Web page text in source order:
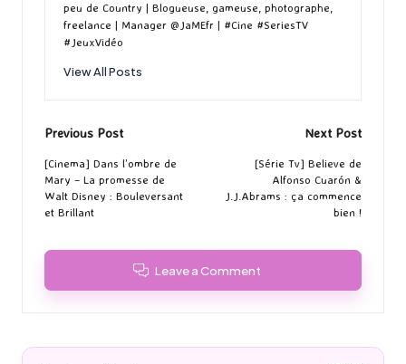
peu de Country | Blogueuse, gameuse, photographe,
freelance | Manager @JaMEfr | #Cine #SeriesTV
#JeuxVidéo
View All Posts
Post
navigation
Previous Post
[Cinema] Dans l’ombre de
Mary – La promesse de
Walt Disney : Bouleversant
et Brillant
Next Post
[Série Tv] Believe de
Alfonso Cuarón &
J.J.Abrams : ça commence
bien !
Leave a Comment